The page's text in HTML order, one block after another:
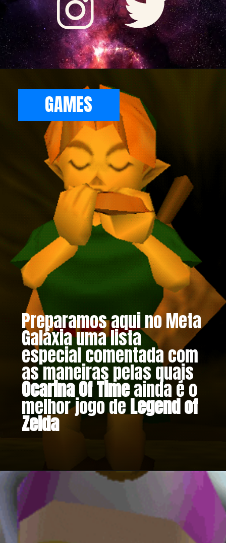
Preparamos aqui no Meta
Galáxia uma lista
especial comentada com
as maneiras pelas quais
Ocarina Of Timeainda é o
melhor jogo deLegend of
Zelda
GAMES
https://metagalaxia.com.br/games/10-maneiras-pelas-quais-ocarina-of-time-ainda-e-o-melhor-jogo-de-legend-of-zelda/